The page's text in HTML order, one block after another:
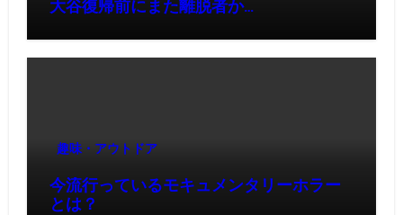
大谷復帰前にまた離脱者か…
趣味・アウトドア
今流行っているモキュメンタリーホラー
とは？